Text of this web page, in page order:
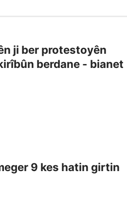
ji ber protestoyên
berdane - bianet
9 kes hatin girtin